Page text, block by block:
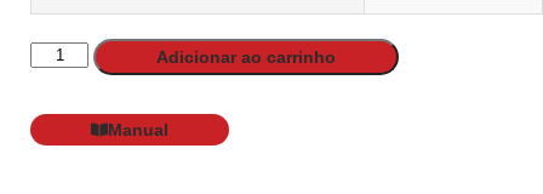
Adicionar ao carrinho
Manual